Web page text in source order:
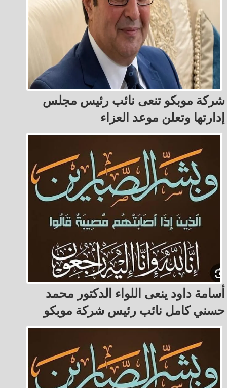
شركة موبكو تنعى نائب رئيس مجلس
إدارتها وتعلن موعد العزاء
أسامة داود ينعى اللواء الدكتور محمد
حسني كامل نائب رئيس شركة موبكو